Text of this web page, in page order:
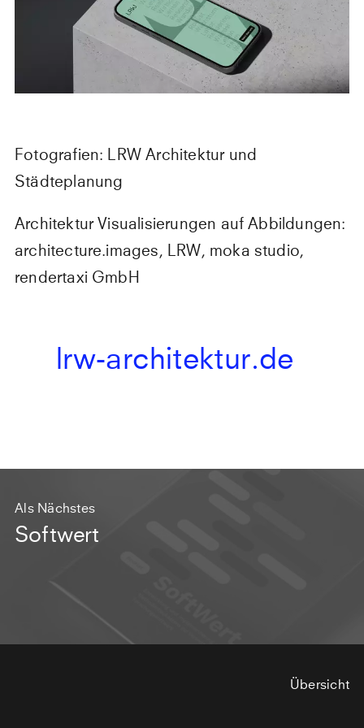
Fotografien: LRW Architektur und
Städteplanung
Architektur Visualisierungen auf Abbildungen:
architecture.images, LRW, moka studio,
rendertaxi GmbH
lrw-architektur.de
Als Nächstes
Softwert
Übersicht